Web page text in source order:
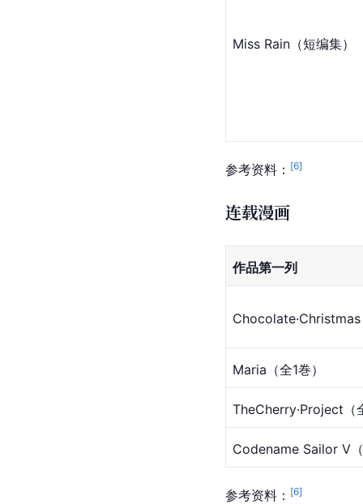
Miss Rain（短编集）
参考资料： [6]
连载漫画
作品第一列
Maria（全1巻）
TheCherry·Project（
Codename Sailor V
参考资料： [6]